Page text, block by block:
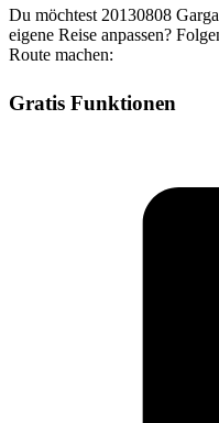
Du möchtest 20130808
eigene Reise anpassen?
Route machen:
Gratis Funktionen